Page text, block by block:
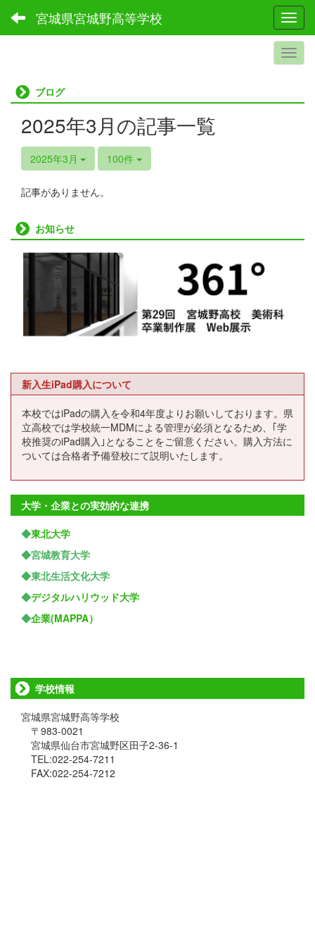
宮城県宮城野高等学校
ブログ
2025年3月の記事一覧
2025年3月 100件
記事がありません。
お知らせ
新入生iPad購入について
本校ではiPadの購入を令和4年度よりお願いしております。県
立高校では学校統一MDMによる管理が必須となるため、｢学
校推奨のiPad購入｣となることをご留意ください。購入方法に
ついては合格者予備登校にて説明いたします。
大学・企業との実効的な連携
◆東北大学
◆宮城教育大学
◆東北生活文化大学
◆デジタルハリウッド大学
◆企業(MAPPA）
学校情報
宮城県宮城野高等学校
〒983-0021
宮城県仙台市宮城野区田子2-36-1
TEL:022-254-7211
FAX:022-254-7212